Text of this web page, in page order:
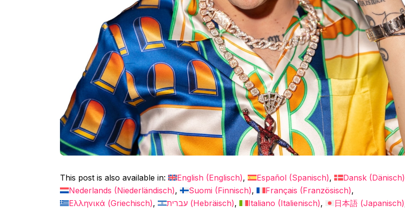
This post is also available in: English (Englisch) Español (Spanisch) Dansk (Dänisch)
Nederlands (Niederländisch) Suomi (Finnisch) Français (Französisch)
Ελληνικά (Griechisch) עברית (Hebräisch) Italiano (Italienisch) 日本語 (Japanisch)